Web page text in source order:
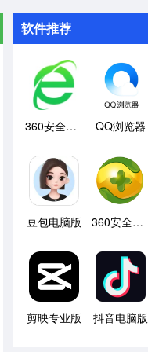
软件推荐
360安全浏览器 QQ浏览器
豆包电脑版 360安全卫士
剪映专业版 抖音电脑版